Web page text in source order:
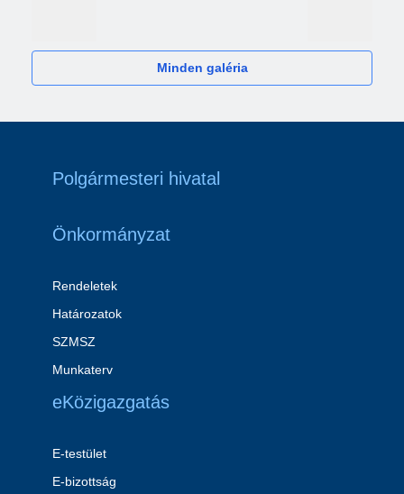
Minden galéria
Polgármesteri hivatal
Önkormányzat
Rendeletek
Határozatok
SZMSZ
Munkaterv
eKözigazgatás
E-testület
E-bizottság